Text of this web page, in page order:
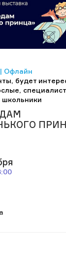
Офлайн
будет
школьники